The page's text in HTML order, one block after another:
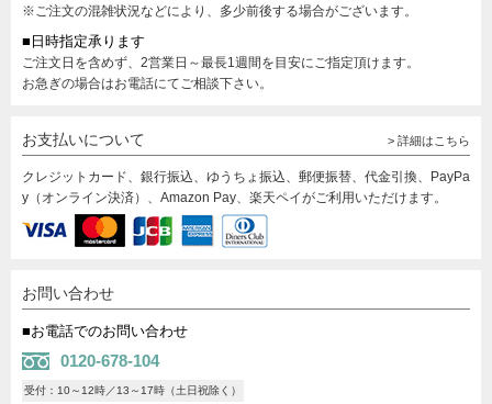
※ご注文の混雑状況などにより、多少前後する場合がございます。
■日時指定承ります
ご注文日を含めず、2営業日～最長1週間を目安にご指定頂けます。
お急ぎの場合はお電話にてご相談下さい。
お支払いについて > 詳細はこちら
クレジットカード、銀行振込、ゆうちょ振込、郵便振替、代金引換、PayPa
y（オンライン決済）、Amazon Pay、楽天ペイがご利用いただけます。
お問い合わせ
■お電話でのお問い合わせ
0120-678-104
受付：10～12時／13～17時（土日祝除く）